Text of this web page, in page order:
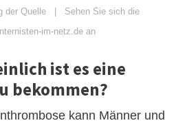
der Quelle | Sehen Sie sich die
im-netz.de an
ist es eine
bekommen?
kann Männer und